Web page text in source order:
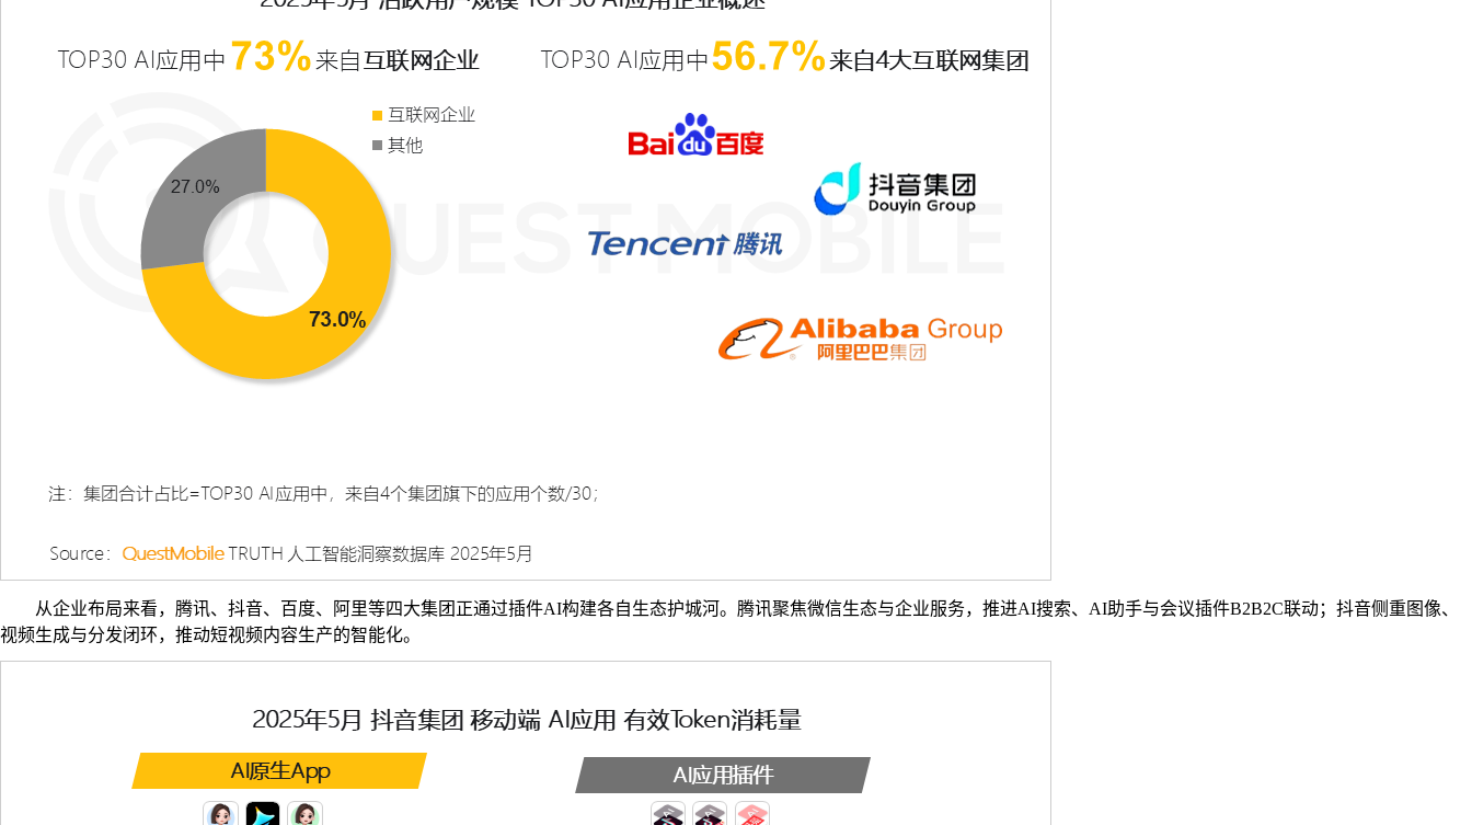
从企业布局来看，腾讯、抖音、百度、阿里等四大集团正通过插件AI构建各自生态护城河。腾讯聚焦微信生态与企业服务，推进AI搜索、AI助手与会议插件B2B2C联动；抖音侧重图像、
视频生成与分发闭环，推动短视频内容生产的智能化。